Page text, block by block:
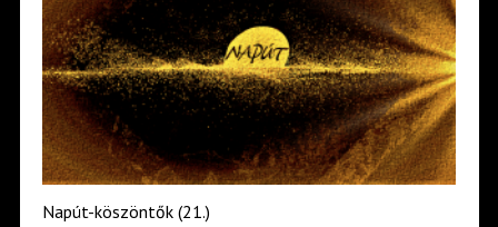
Napút-köszöntők (21.)